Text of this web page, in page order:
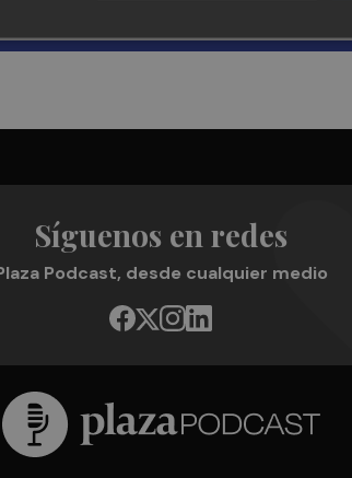
Síguenos en redes
Podcast, desde cualquier medio